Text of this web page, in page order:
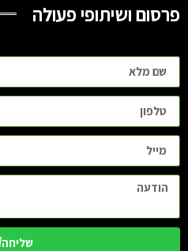
פרסום ושיתופי פעולה
שליחה